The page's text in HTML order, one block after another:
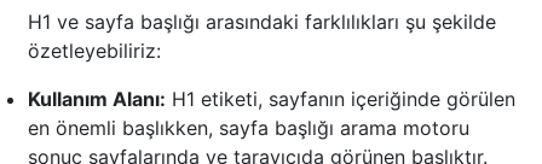
H1 ve sayfa başlığı arasındaki farklılıkları şu şekilde
özetleyebiliriz:
Kullanım Alanı: H1 etiketi, sayfanın içeriğinde görülen
en önemli başlıkken, sayfa başlığı arama motoru
sonuç sayfalarında ve tarayıcıda görünen başlıktır.